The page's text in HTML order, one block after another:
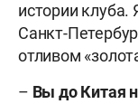
истории клуба.
Санкт-
отливом
– Вы до Китая